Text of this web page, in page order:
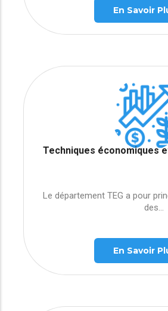
En Savoir
Techniques économiques
Le département TEG a pour
des...
En Savoir